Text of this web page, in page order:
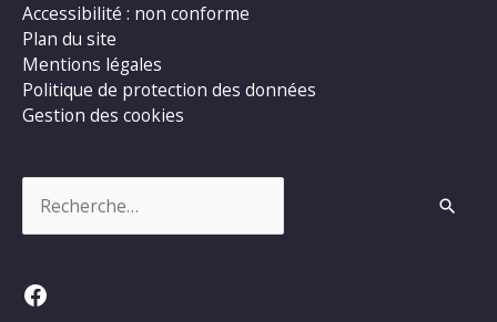
Accessibilité : non conforme
Plan du site
Mentions légales
Politique de protection des données
Gestion des cookies
Facebook